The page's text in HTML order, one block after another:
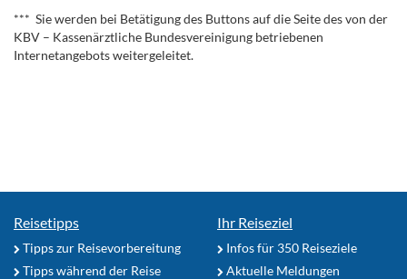
*** Sie werden bei Betätigung des Buttons auf die Seite des von der
KBV – Kassenärztliche Bundesvereinigung betriebenen
Internetangebots weitergeleitet.
Reisetipps
Tipps zur Reisevorbereitung
Tipps während der Reise
Ihr Reiseziel
Infos für 350 Reiseziele
Aktuelle Meldungen